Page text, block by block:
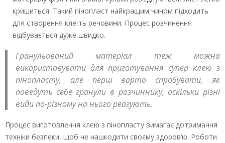
кришиться. Такий пінопласт найкращим чином підходить
для створення клеїть речовини. Процес розчинення
відбувається дуже швидко.
Гранульований матеріал теж можна
використовувати для приготування супер клею з
пінопласту, але перш варто спробувати, як
поведуть себе гранули в розчиннику, оскільки різні
види по-різному на нього реагують.
Процес виготовлення клею з пінопласту вимагає дотримання
техніки безпеки, щоб не нашкодити своєму здоров’ю. Роботи